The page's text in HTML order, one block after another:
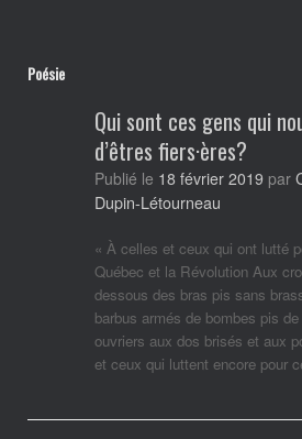
Poésie
Qui sont ces gens qui
d’êtres fiers·ères?
Publié le 18 février 2019 par
Dupin-Létourneau
« À celles et ceux qui ont lutté
Québec et la Révolution Aux
dessous des bras pis sans
barbus armés de bombes pis
ouvriers aux dos brisés et aux
et ceux qui luttent encore pour